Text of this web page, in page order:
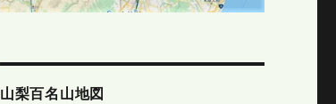
山梨百名山地図